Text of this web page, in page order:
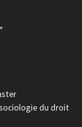
du droit